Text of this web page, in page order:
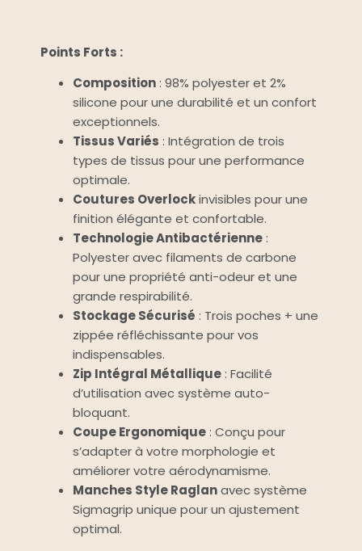
Points Forts :
Composition: 98% polyester et 2%
silicone pour une durabilité et un confort
exceptionnels.
Tissus Variés : Intégration de trois
types de tissus pour une performance
optimale.
Coutures Overlockinvisibles pour une
finition élégante et confortable.
Technologie Antibactérienne:
Polyester avec filaments de carbone
pour une propriété anti-odeur et une
grande respirabilité.
Stockage Sécurisé : Trois poches + une
zippée réfléchissante pour vos
indispensables.
Zip Intégral Métallique: Facilité
d’utilisation avec système auto-
bloquant.
Coupe Ergonomique: Conçu pour
s’adapter à votre morphologie et
améliorer votre aérodynamisme.
Manches Style Raglanavec système
Sigmagrip unique pour un ajustement
optimal.